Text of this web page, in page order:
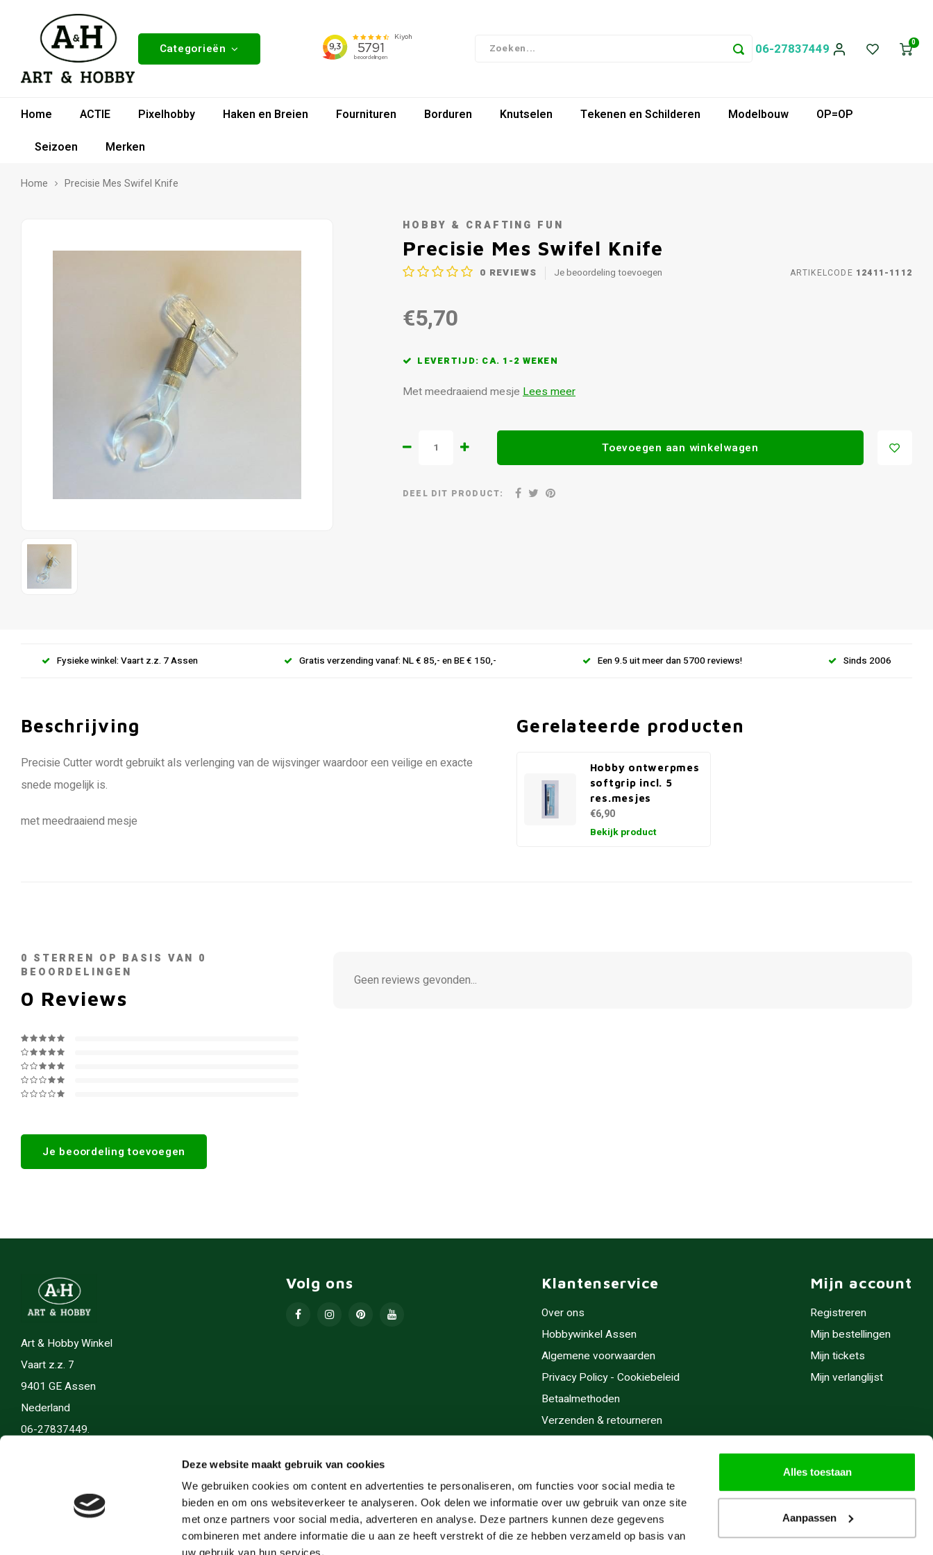
Deze website maakt gebruik van cookies
We gebruiken cookies om content en advertenties te personaliseren, om functies voor social media te
bieden en om ons websiteverkeer te analyseren. Ook delen we informatie over uw gebruik van onze site
met onze partners voor social media, adverteren en analyse. Deze partners kunnen deze gegevens
combineren met andere informatie die u aan ze heeft verstrekt of die ze hebben verzameld op basis van
uw gebruik van hun services.
Alles toestaan
Aanpassen
Categorieën 06-27837449 0
Home ACTIE Pixelhobby Haken en Breien Fournituren Borduren Knutselen Tekenen en Schilderen Modelbouw
OP=OP
Seizoen
Merken
Home Precisie Mes Swifel Knife
HOBBY & CRAFTING FUN
Precisie Mes Swifel Knife
0 REVIEWS Je beoordeling toevoegen ARTIKELCODE 12411-1112
€5,70
LEVERTIJD: CA. 1-2 WEKEN
Met meedraaiend mesje Lees meer
Toevoegen aan winkelwagen
DEEL DIT PRODUCT:
Fysieke winkel: Vaart z.z. 7 Assen Gratis verzending vanaf: NL € 85,- en BE € 150,- Een 9.5 uit meer dan 5700 reviews! Sinds 2006
Beschrijving
Precisie Cutter wordt gebruikt als verlenging van de wijsvinger waardoor een veilige en exacte
snede mogelijk is.
met meedraaiend mesje
Gerelateerde producten
Hobby ontwerpmes
softgrip incl. 5
res.mesjes
€6,90
Bekijk product
0 STERREN OP BASIS VAN 0
BEOORDELINGEN
0 Reviews
Je beoordeling toevoegen
Geen reviews gevonden...
Art & Hobby Winkel
Vaart z.z. 7
9401 GE Assen
Nederland
06-27837449.
Volg ons Klantenservice
Over ons
Hobbywinkel Assen
Algemene voorwaarden
Privacy Policy - Cookiebeleid
Betaalmethoden
Verzenden & retourneren
Cadeaubonnen
Inlijsten
Servicegebieden
Mijn account
Registreren
Mijn bestellingen
Mijn tickets
Mijn verlanglijst